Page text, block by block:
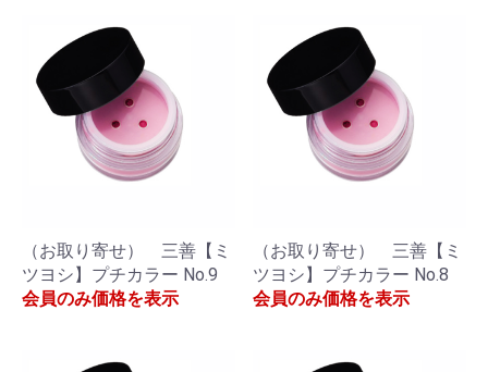
（お取り寄せ） 三善【ミ
ツヨシ】プチカラー No.9
会員のみ価格を表示
（お取り寄せ） 三善【ミ
ツヨシ】プチカラー No.8
会員のみ価格を表示